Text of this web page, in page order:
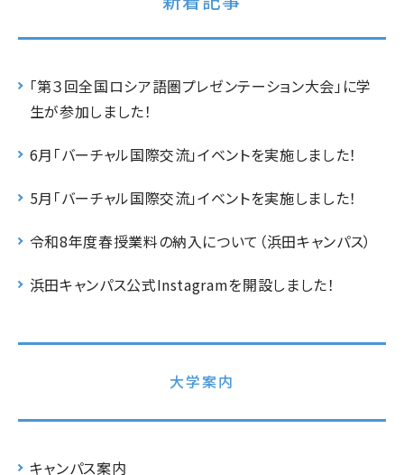
「第３回全国ロシア語圏プレゼンテーション大会」に学
生が参加しました！
6月「バーチャル国際交流」イベントを実施しました！
5月「バーチャル国際交流」イベントを実施しました！
令和8年度春授業料の納入について（浜田キャンパス）
浜田キャンパス公式Instagramを開設しました！
大学案内
キャンパス案内